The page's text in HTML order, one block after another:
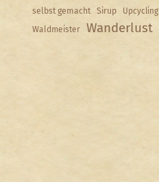
selbst gemacht Sirup Upcycling
Waldmeister
Wanderlust